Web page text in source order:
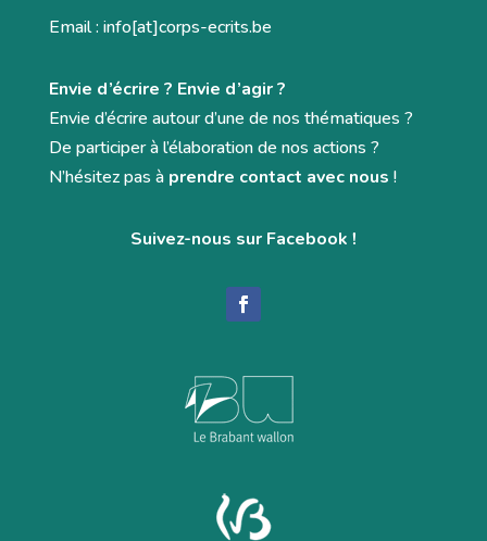
Email : info[at]corps-ecrits.be
Envie d’écrire ? Envie d’agir ?
Envie d’écrire autour d’une de nos thématiques ?
De participer à l’élaboration de nos actions ?
N’hésitez pas à prendre contact avec nous !
Suivez-nous sur Facebook !